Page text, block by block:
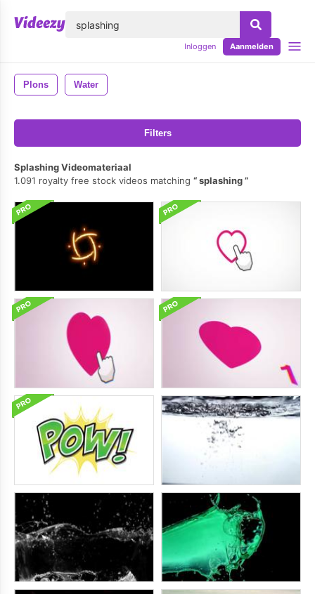
Inloggen Aanmelden
Plons Water
Filters
Splashing Videomateriaal
1.091 royalty free stock videos matching
splashing